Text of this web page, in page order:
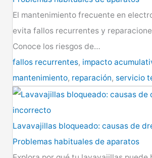
El mantenimiento frecuente en
evita fallos recurrentes y
Conoce los riesgos de…
fallos recurrentes, impacto
mantenimiento, reparación, servicio
Lavavajillas bloqueado: causas de
Problemas habituales de aparatos